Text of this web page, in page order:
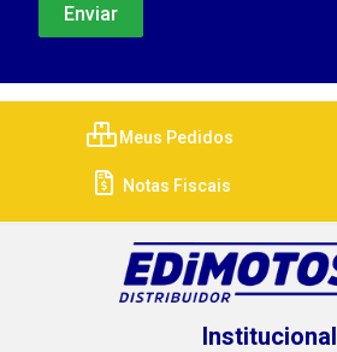
Meus Pedidos
Notas Fiscais
Institucional